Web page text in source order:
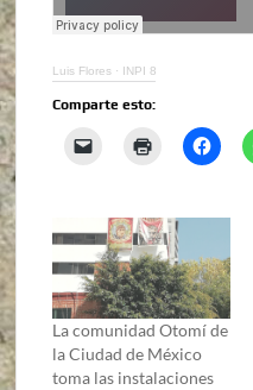
Luis Flores · INPI 8
Comparte esto:
La comunidad Otomí de
la Ciudad de México
toma las instalaciones